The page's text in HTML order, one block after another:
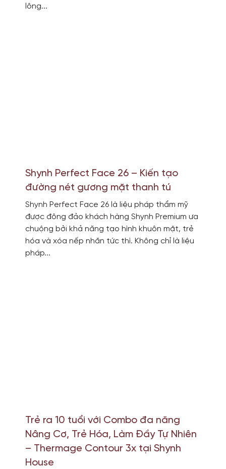
lông...
Shynh Perfect Face 26 – Kiến tạo
đường nét gương mặt thanh tú
Shynh Perfect Face 26 là liệu pháp thẩm mỹ
được đông đảo khách hàng Shynh Premium ưa
chuộng bởi khả năng tạo hình khuôn mặt, trẻ
hóa và xóa nếp nhăn tức thì. Không chỉ là liệu
pháp...
Trẻ ra 10 tuổi với Combo đa năng
Nâng Cơ, Trẻ Hóa, Làm Đầy Tự Nhiên
– Thermage Contour 3x tại Shynh
House